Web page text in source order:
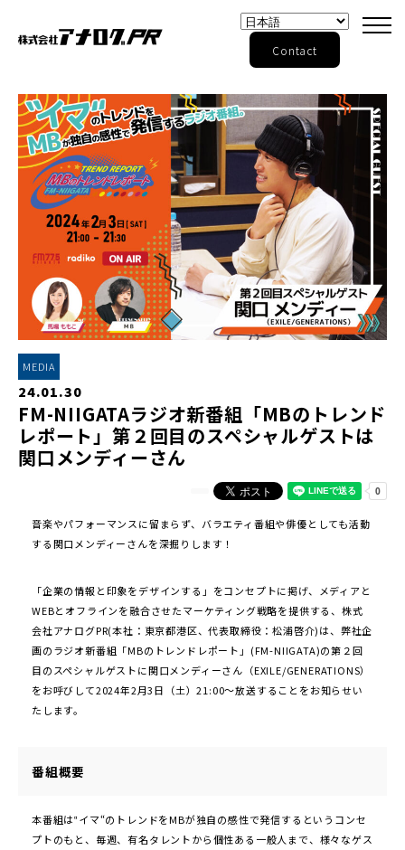
Contact
MEDIA
24.01.30
FM-NIIGATAラジオ新番組「MBのトレンド
レポート」第２回目のスペシャルゲストは
関口メンディーさん
音楽やパフォーマンスに留まらず、バラエティ番組や俳優としても活動
する関口メンディーさんを深掘りします！
「企業の情報と印象をデザインする」をコンセプトに掲げ、メディアと
WEBとオフラインを融合させたマーケティング戦略を提供する、株式
会社アナログPR(本社：東京都港区、代表取締役：松浦啓介)は、弊社企
画のラジオ新番組「MBのトレンドレポート」(FM-NIIGATA)の第２回
目のスペシャルゲストに関口メンディーさん（EXILE/GENERATIONS）
をお呼びして2024年2⽉3日（土）21:00〜放送することをお知らせい
たします。
番組概要
本番組は‟イマ“のトレンドをMBが独自の感性で発信するというコンセ
プトのもと、毎週、有名タレントから個性ある一般人まで、様々なゲス